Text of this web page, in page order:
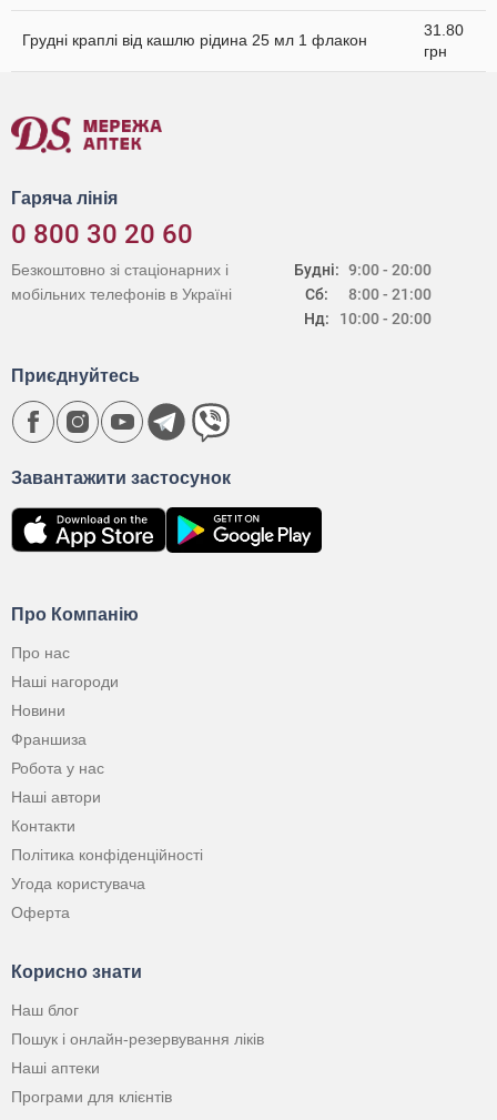
Грудні краплі від кашлю рідина 25 мл 1 флакон
31.80
грн
Гаряча лінія
0 800 30 20 60
Будні:
Сб:
Нд:
9:00 - 20:00
8:00 - 21:00
10:00 - 20:00
Безкоштовно зі стаціонарних і
мобільних телефонів в Україні
Про Компанію
Про нас
Наші нагороди
Новини
Франшиза
Робота у нас
Наші автори
Контакти
Політика конфіденційності
Угода користувача
Оферта
Корисно знати
Наш блог
Пошук і онлайн-резервування ліків
Наші аптеки
Програми для клієнтів
Завантажити застосунок
Приєднуйтесь